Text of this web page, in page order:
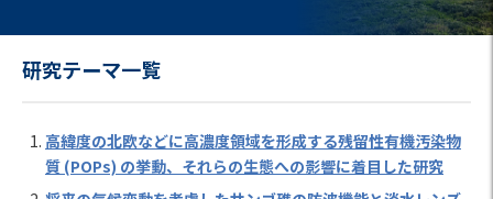
研究テーマ一覧
高緯度の北欧などに高濃度領域を形成する残留性有機汚染物
質 (POPs) の挙動、それらの生態への影響に着目した研究